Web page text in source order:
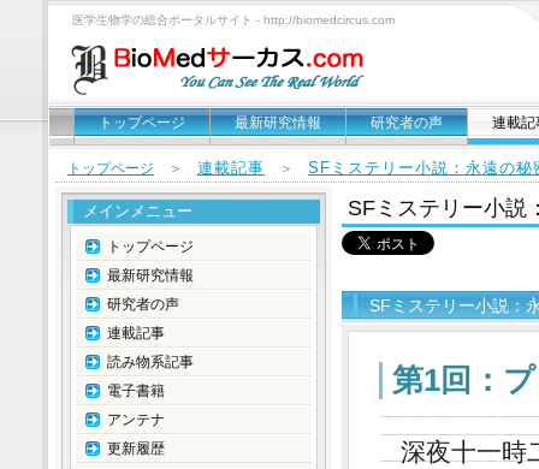
医学生物学の総合ポータルサイト - http://biomedcircus.com
トップページ 最新研究情報 研究者の声 連載記
トップページ ＞ 連載記事 ＞ SFミステリー小説：永遠の秘
SFミステリー小説
SFミステリー小説：
第1回：
深夜十一時
メインメニュー
トップページ
最新研究情報
研究者の声
連載記事
読み物系記事
電子書籍
アンテナ
更新履歴